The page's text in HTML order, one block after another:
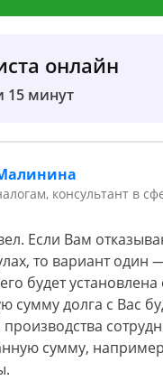
онлайн
15 минут
консультант в
Если Вам
то вариант один
будет
долга с Вас
сумму,